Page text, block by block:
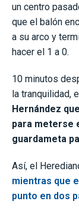
un centro
que el balón
a su arco y
hacer el 1 a 0.
10 minutos
la tranquilidad,
Hernández
para meterse
guardameta
Así, el
mientras que
punto en dos